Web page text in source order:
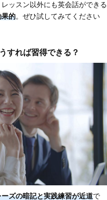
ッスン以外にも英会話ができる
果的。ぜひ試してみてください
すれば習得できる？
ーズの暗記と実践練習が近道で